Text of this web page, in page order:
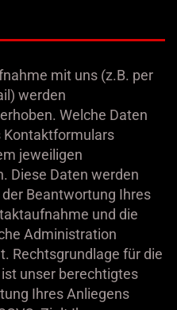
mit uns (z.B. per
werden
Welche Daten
Kontaktformulars
jeweiligen
Diese Daten werden
Beantwortung Ihres
und die
Administration
Rechtsgrundlage für die
unser berechtigtes
Ihres Anliegens